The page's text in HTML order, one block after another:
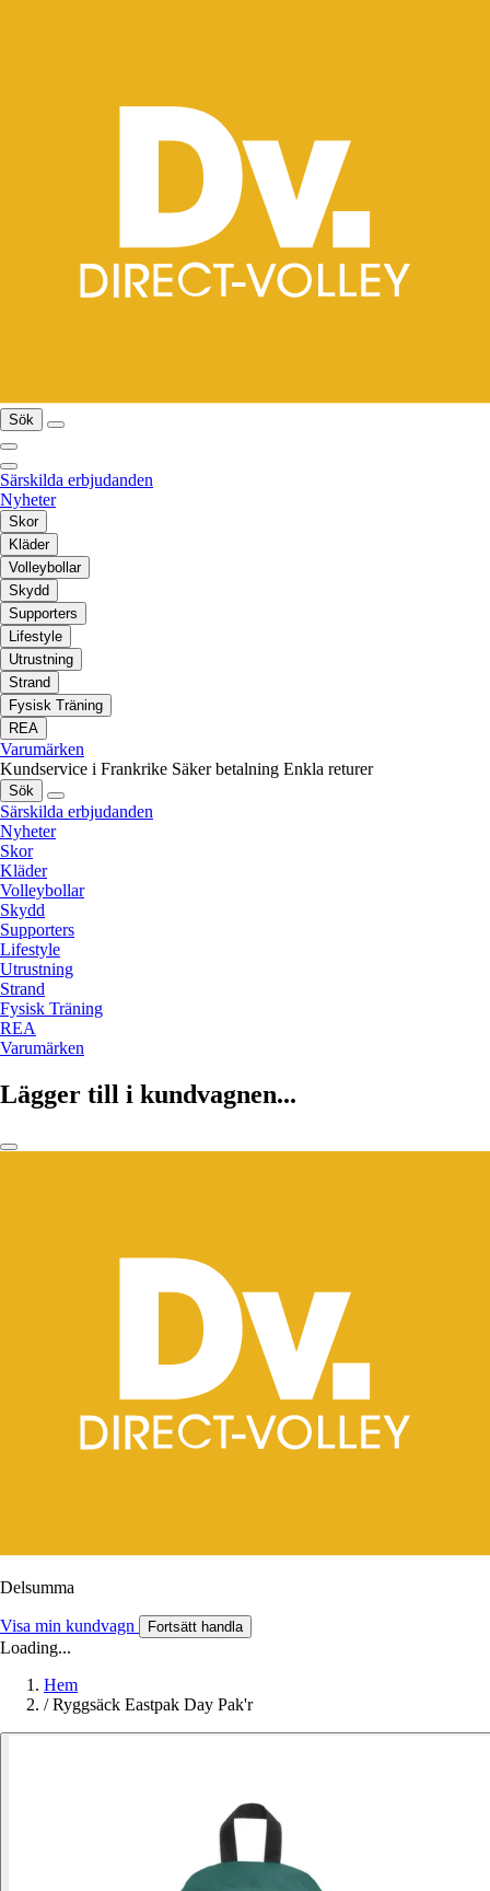
Sök
Särskilda erbjudanden
Nyheter
Skor
Kläder
Volleybollar
Skydd
Supporters
Lifestyle
Utrustning
Strand
Fysisk Träning
REA
Varumärken
Kundservice i Frankrike Säker betalning Enkla returer
Sök
Särskilda erbjudanden
Nyheter
Skor
Kläder
Volleybollar
Skydd
Supporters
Lifestyle
Utrustning
Strand
Fysisk Träning
REA
Varumärken
Lägger till i kundvagnen...
Delsumma
Visa min kundvagn Fortsätt handla
Loading...
Hem
/ Ryggsäck Eastpak Day Pak'r